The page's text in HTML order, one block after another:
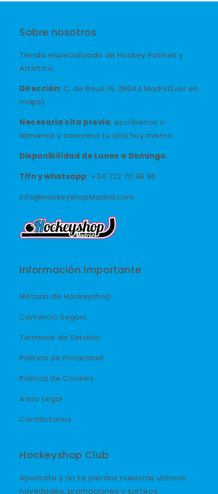
Sobre nosotros
Tienda especializada de Hockey Patines y
Artístico.
Dirección: C. de Reus 16, 28044 Madrid(ver en
maps)
Necesaria cita previa, escríbenos o
llámanos y concreta tu cita hoy mismo.
Disponibilidad de Lunes a Domingo.
Tlfn ywhatsapp: +34 722 70 99 96
info@HockeyshopMadrid.com
Información Importante
Historia de Hockeyshop
Comercio Seguro
Terminos de Servicio
Politica de Privacidad
Politica de Cookies
Aviso Legal
Contáctanos
Hockeyshop Club
Apuntate y no te pierdas nuestras ultimas
novedades, promociones y sorteos.